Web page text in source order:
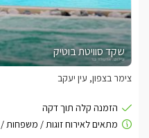
שקד סוויטת בוטיק
צימר בצפון, עין יעקב